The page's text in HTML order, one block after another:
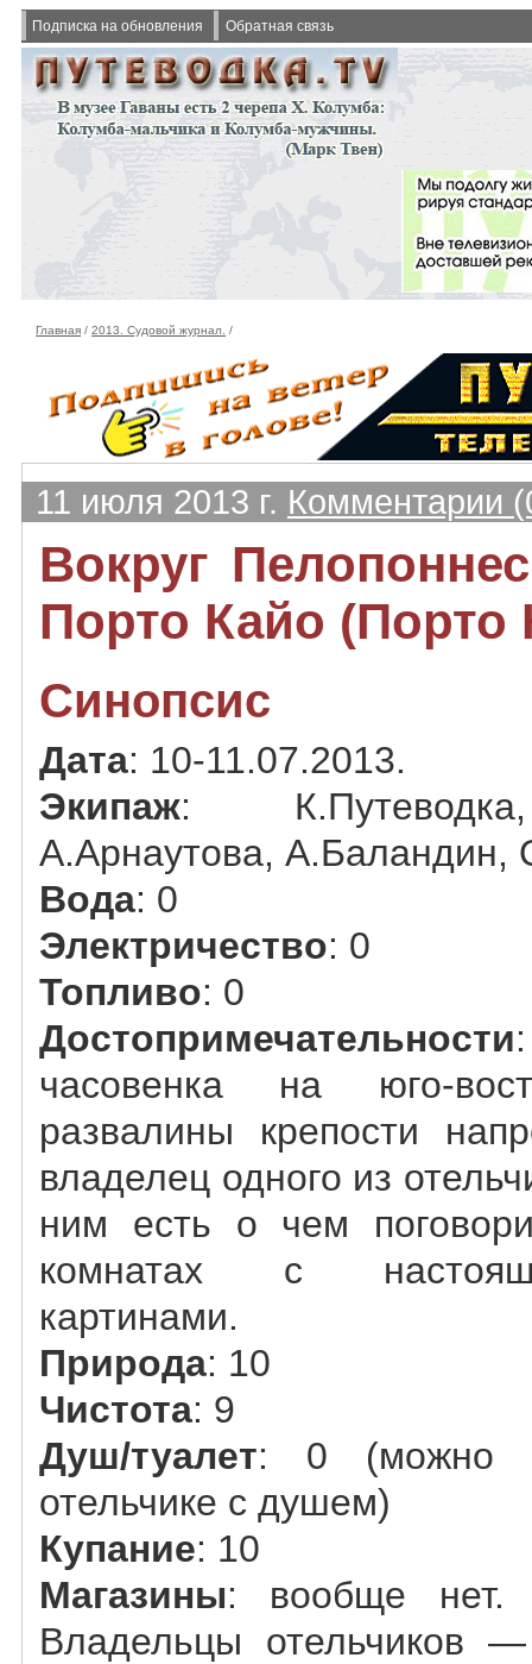
Подписка на обновления Обратная связь
Главная /2013. Судовой журнал. /
11 июля 2013 г. Комментарии
Вокруг
Порто Кайо (Порто
Синопсис
Дата: 10-11.07.2013.
Экипаж:
А.Арнаутова, А.Баландин,
Вода: 0
Электричество: 0
Топливо: 0
Достопримечательности
часовенка на юго-
развалины крепости
владелец одного из
ним есть о чем
комнатах с
картинами.
Природа: 10
Чистота: 9
Душ/туалет: 0 (можно
отельчике с душем)
Купание: 10
Магазины: вообще нет.
Владельцы отельчиков